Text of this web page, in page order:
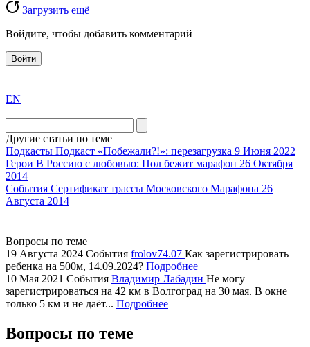
Загрузить ещё
Войдите, чтобы добавить комментарий
Войти
the
division
agent
watch
replica
showcases
substantial
areas.
replica
bvlgari
watches
+maserati
online
cheap
EN
Другие статьи по теме
Подкасты Подкаст «Побежали?!»: перезагрузка 9 Июня 2022
Герои В Россию с любовью: Пол бежит марафон 26 Октября
2014
События Сертификат трассы Московского Марафона 26
Августа 2014
Вопросы по теме
19 Августа 2024 События frolov74.07 Как зарегистрировать
ребенка на 500м, 14.09.2024? Подробнее
10 Мая 2021 События Владимир Лабадин Не могу
зарегистрироваться на 42 км в Волгоград на 30 мая. В окне
только 5 км и не даёт... Подробнее
Вопросы по теме